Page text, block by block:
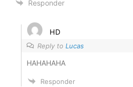
Responder
HD
Reply to Lucas
HAHAHAHA
Responder